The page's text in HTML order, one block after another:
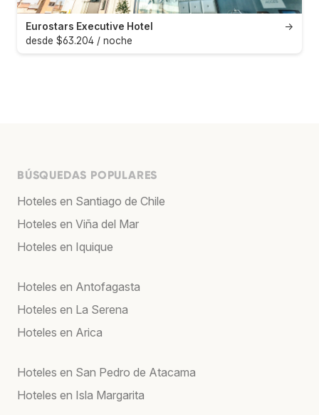
→
Eurostars Executive Hotel
desde $63.204 / noche
BÚSQUEDAS POPULARES
Hoteles en Santiago de Chile
Hoteles en Viña del Mar
Hoteles en Iquique
Hoteles en Antofagasta
Hoteles en La Serena
Hoteles en Arica
Hoteles en San Pedro de Atacama
Hoteles en Isla Margarita